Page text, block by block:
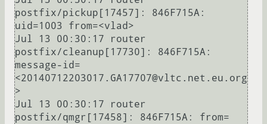
postfix/pickup[17457]: 846F715A:
uid=1003 from=<vlad>
Jul 13 00:30:17 router
postfix/cleanup[17730]: 846F715A:
message-id=
<20140712203017.GA17707@vltc.net.eu.org
>
Jul 13 00:30:17 router
postfix/qmgr[17458]: 846F715A: from=